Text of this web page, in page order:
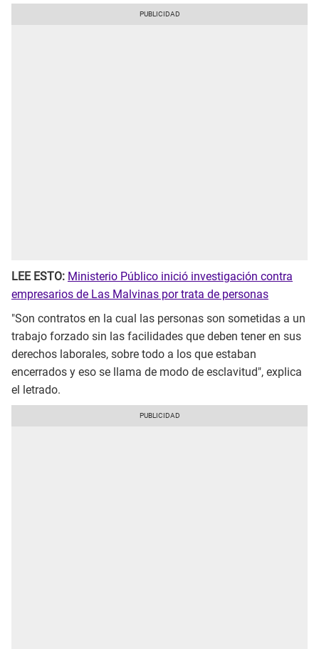
LEE ESTO: Ministerio Público inició investigación contra
empresarios de Las Malvinas por trata de personas
"Son contratos en la cual las personas son sometidas a un
trabajo forzado sin las facilidades que deben tener en sus
derechos laborales, sobre todo a los que estaban
encerrados y eso se llama de modo de esclavitud", explica
el letrado.